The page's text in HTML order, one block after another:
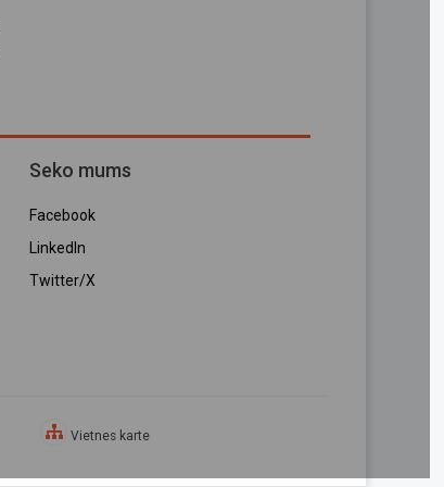
Seko mums
Facebook
LinkedIn
Twitter/X
Vietnes karte